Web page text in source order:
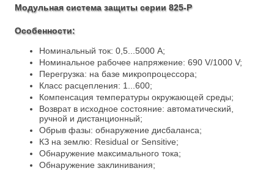
Модульная система защиты серии 825-P
Особенности:
Номинальный ток: 0,5...5000 A;
Номинальное рабочее напряжение: 690 V/1000 V;
Перегрузка: на базе микропроцессора;
Класс расцепления: 1...600;
Компенсация температуры окружающей среды;
Возврат в исходное состояние: автоматический,
ручной и дистанционный;
Обрыв фазы: обнаружение дисбаланса;
КЗ на землю: Residual or Sensitive;
Обнаружение максимального тока;
Обнаружение заклинивания;